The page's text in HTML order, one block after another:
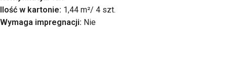
Ilość w kartonie: 1,44 m²/ 4 szt.
Wymaga impregnacji: Nie